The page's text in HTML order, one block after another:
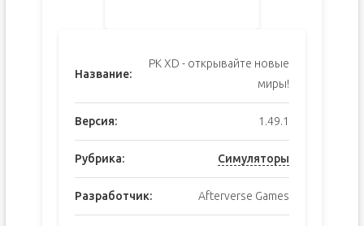
Название:
PK XD - открывайте новые
миры!
Версия: 1.49.1
Рубрика: Симуляторы
Разработчик: Afterverse Games